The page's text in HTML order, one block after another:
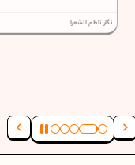
نگار ناظم الشعرا